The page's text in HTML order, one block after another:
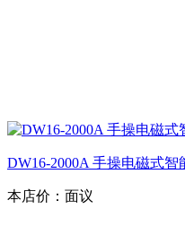
DW16-2000A 手操电磁式
本店价： 面议